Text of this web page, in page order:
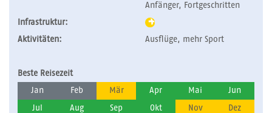
Anfänger, Fortgeschritten
Infrastruktur:
Aktivitäten:
Ausflüge, mehr Sport
Beste Reisezeit
Jan Feb Mär Apr Mai Jun
Jul Aug Sep Okt Nov Dez